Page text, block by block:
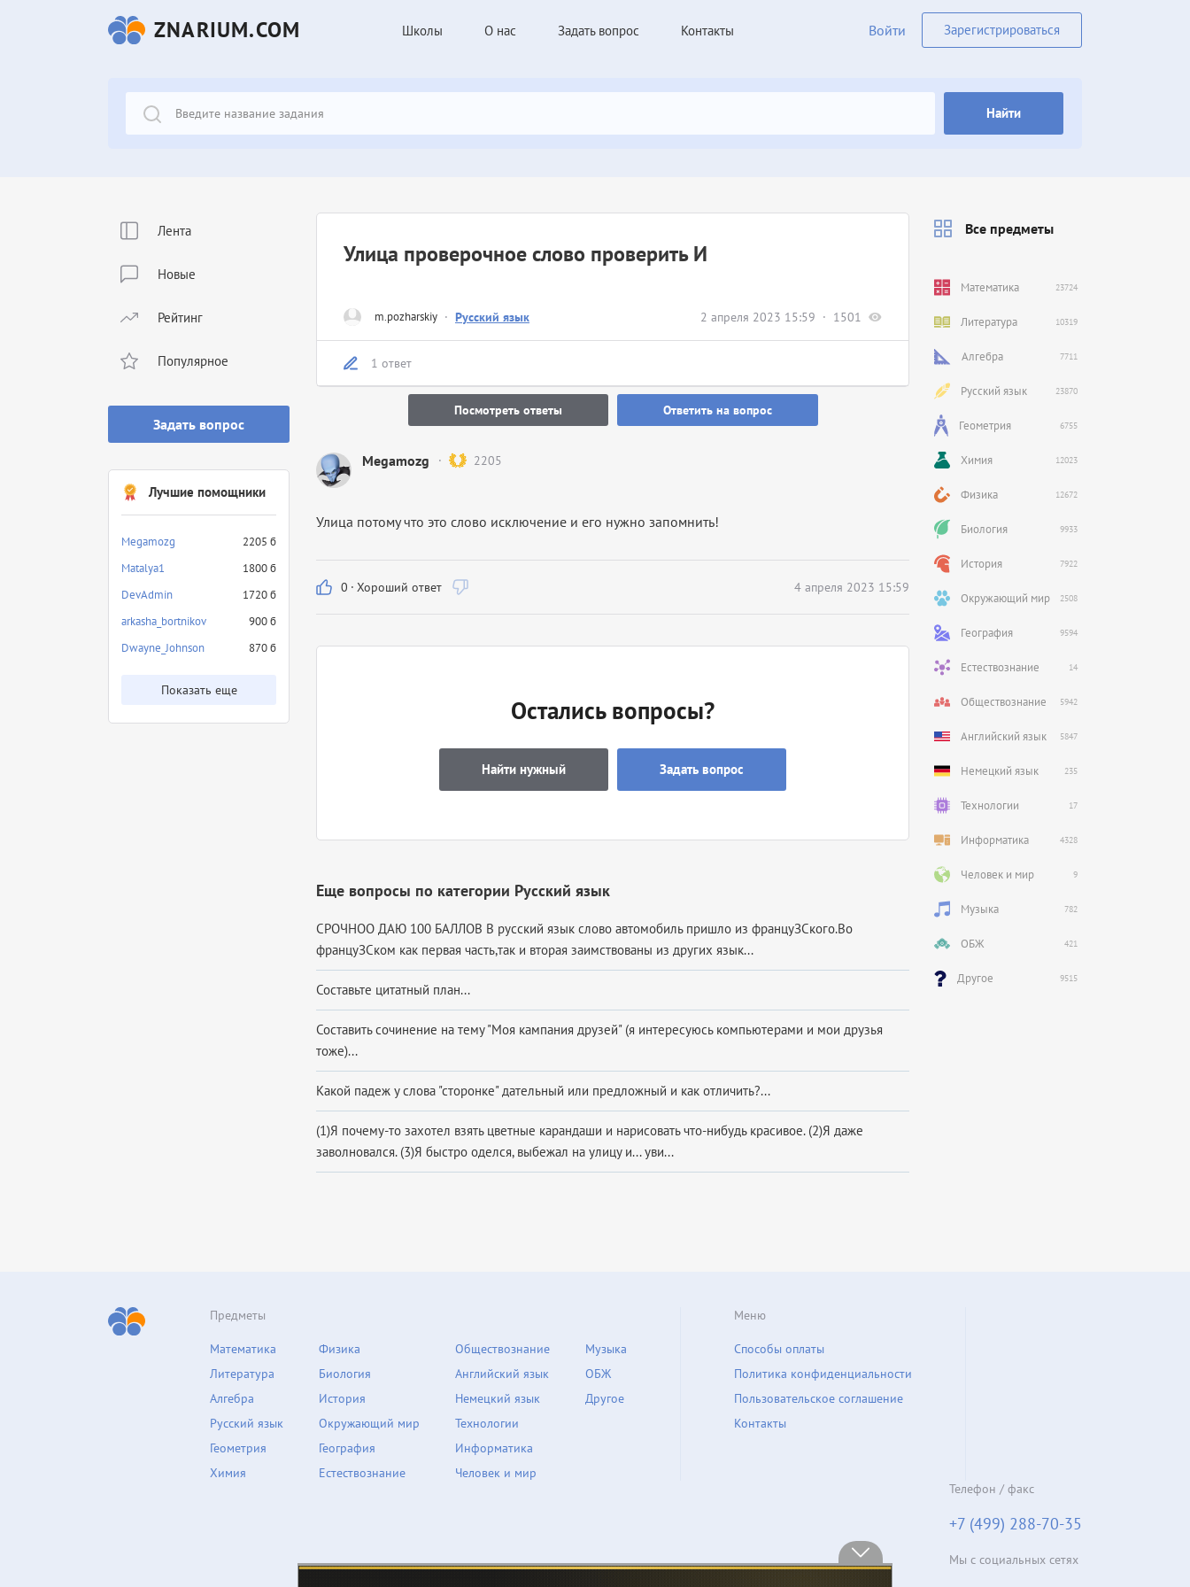
ZNARIUM.COM Школы О нас Задать вопрос Контакты Войти Зарегистрироваться
Найти
Лента
Новые
Рейтинг
Популярное
Задать вопрос
Лучшие помощники
Megamozg
2205 б
Matalya1
1800 б
DevAdmin
1720 б
arkasha_bortnikov
900 б
Dwayne_Johnson
870 б
Показать еще
m.pozharskiy · Русский язык 2 апреля 2023 15:59 1501
Улица проверочное слово проверить И
1 ответ
Посмотреть ответы Ответить на вопрос
Megamozg 2205
Улица потому что это слово исключение и его нужно запомнить!
0 · Хороший ответ 4 апреля 2023 15:59
Остались вопросы?
Найти нужный Задать вопрос
Еще вопросы по категории Русский язык
СРОЧНОО ДАЮ 100 БАЛЛОВ В русский язык слово автомобиль пришло из француЗСкого.Во
француЗСком как первая часть,так и вторая заимствованы из других язык...
Составьте цитатный план​...
Составить сочинение на тему "Моя кампания друзей" (я интересуюсь компьютерами и мои друзья
тоже)...
Какой падеж у слова "сторонке" дательный или предложный и как отличить?...
(1)Я почему-то захотел взять цветные карандаши и нарисовать что-нибудь красивое. (2)Я даже
заволновался. (3)Я быстро оделся, выбежал на улицу и... уви...
Все предметы
Математика 23724
Литература 10319
Алгебра 7711
Русский язык 23870
Геометрия 6755
Химия 12023
Физика 12672
Биология 9933
История 7922
Окружающий мир 2508
География 9594
Естествознание 14
Обществознание 5942
Английский язык 5847
Немецкий язык 235
Технологии 17
Информатика 4328
Человек и мир 9
Музыка 782
ОБЖ 421
Другое 9515
Предметы
Математика
Литература
Алгебра
Русский язык
Геометрия
Химия
Физика
Биология
История
Окружающий мир
География
Естествознание
Обществознание
Английский язык
Немецкий язык
Технологии
Информатика
Человек и мир
Музыка
ОБЖ
Другое
Меню
Способы оплаты
Политика конфиденциальности
Пользовательское соглашение
Контакты
Телефон / факс
+7 (499) 288-70-35
Мы с социальных сетях